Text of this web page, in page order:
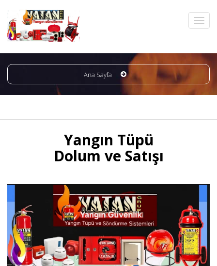
Ana Sayfa
Yangın Tüpü
Dolum ve Satışı